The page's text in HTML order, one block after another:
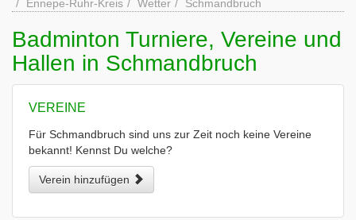
Ennepe-Ruhr-Kreis
Wetter Schmandbruch
Badminton Turniere, Vereine und
Hallen in Schmandbruch
VEREINE
Für Schmandbruch sind uns zur Zeit noch keine Vereine
bekannt! Kennst Du welche?
Verein hinzufügen